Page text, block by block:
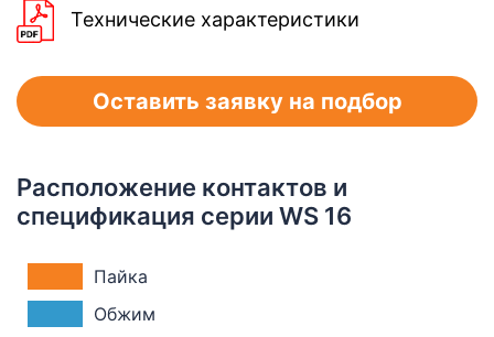
Технические характеристики
Оставить заявку на подбор
Расположение контактов и
спецификация серии WS 16
Пайка
Обжим